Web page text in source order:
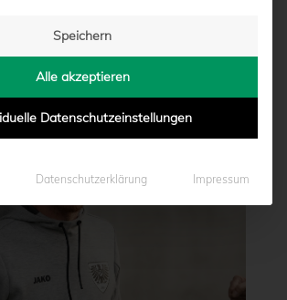
|12.01.2021 - 11:12
Speichern
Alle akzeptieren
Datenschutzeinstellungen
Datenschutzerklärung Impressum